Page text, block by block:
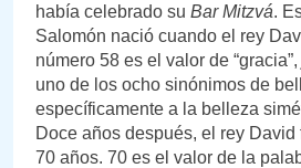
había celebrado su Bar Mitzvá.
Salomón nació cuando el rey
número 58 es el valor de “gracia”,
uno de los ocho sinónimos de
específicamente a la belleza
Doce años después, el rey
70 años. 70 es el valor de la